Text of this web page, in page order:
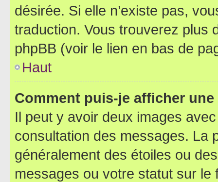
désirée. Si elle n’existe pas,
traduction. Vous trouverez plus
phpBB (voir le lien en bas de
Haut
Comment puis-je afficher
Il peut y avoir deux images
consultation des messages. La
généralement des étoiles ou
messages ou votre statut sur